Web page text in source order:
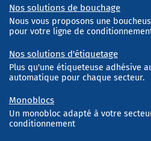
Nos solutions de bouchage
Nous vous proposons une
pour votre ligne de
Nos solutions d'étiquetage
Plus qu'une étiqueteuse adhésive
automatique pour chaque secteur.
Monoblocs
Un monobloc adapté à votre
conditionnement